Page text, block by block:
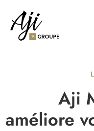
Aji
améliore